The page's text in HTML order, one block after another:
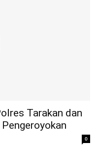
Tarakan dan
0